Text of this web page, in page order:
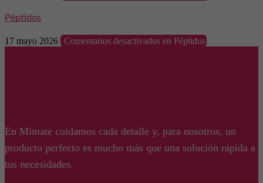
Péptidos
17 mayo 2026 Comentarios desactivados en Péptidos
En Mimate cuidamos cada detalle y, para nosotros, un
producto perfecto es mucho más que una solución rápida a
tus necesidades.